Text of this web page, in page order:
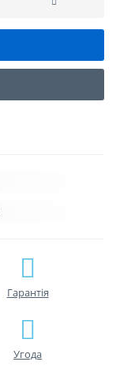
Гарантiя
Угода